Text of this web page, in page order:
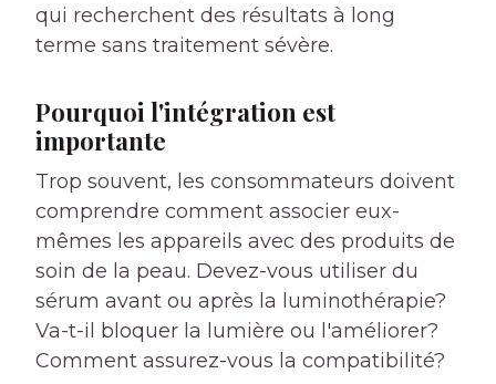
qui recherchent des résultats à long
terme sans traitement sévère.
Pourquoi l'intégration est
importante
Trop souvent, les consommateurs doivent
comprendre comment associer eux-
mêmes les appareils avec des produits de
soin de la peau. Devez-vous utiliser du
sérum avant ou après la luminothérapie?
Va-t-il bloquer la lumière ou l'améliorer?
Comment assurez-vous la compatibilité?